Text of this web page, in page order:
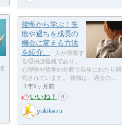
後悔から学ぶ！失
敗や過ちを成長の
機会に変える方法
を紹介。
人が後悔す
る理由は複雑であり、
心理学や哲学の分野で長年にわたり研
究されています。 後悔は、過去の…
1年9ヶ月前
いいね！ 0
yukikazu